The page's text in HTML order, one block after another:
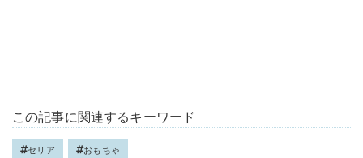
この記事に関連するキーワード
セリア おもちゃ